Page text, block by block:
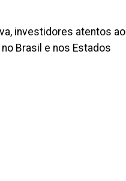
investidores atentos ao
Brasil e nos Estados